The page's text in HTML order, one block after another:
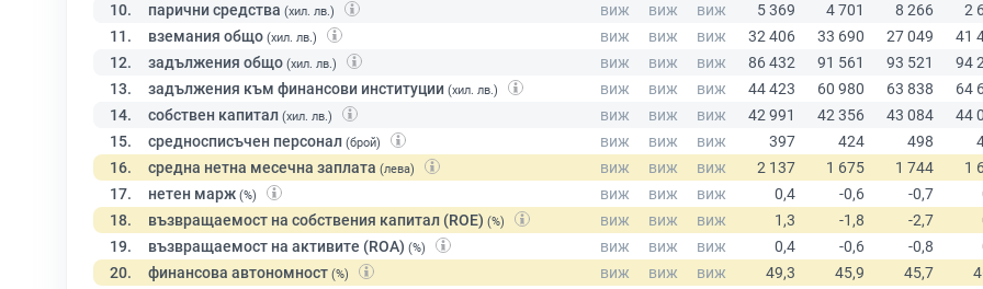
10. парични средства (хил. лв.)
11. вземания общо (хил. лв.)
12. задължения общо (хил. лв.)
13. задължения към финансови институции (хил. лв.)
14. собствен капитал (хил. лв.)
15. средносписъчен персонал (брой)
16. средна нетна месечна заплата (лева)
17. нетен марж (%)
18. възвращаемост на собствения капитал (ROE) (%)
19. възвращаемост на активите (ROA) (%)
20. финансова автономност (%)